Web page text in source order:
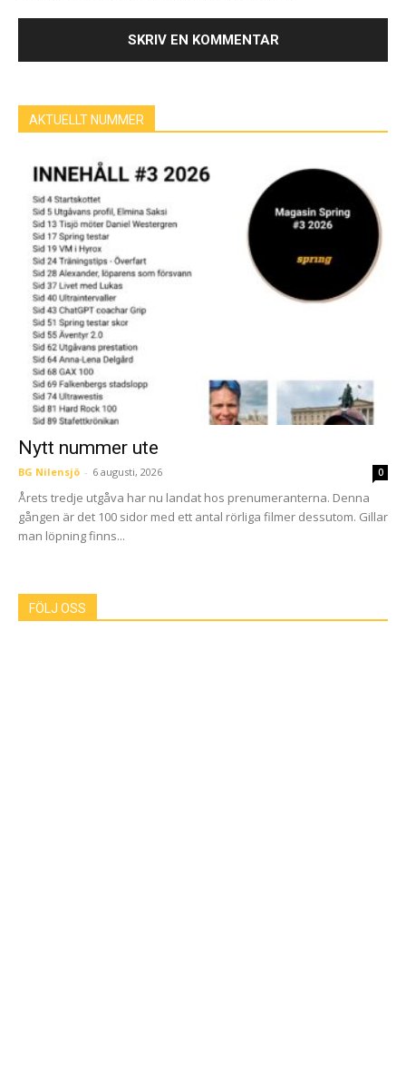
AKTUELLT NUMMER
Nytt nummer ute
BG Nilensjö - 6 augusti, 2026 0
Årets tredje utgåva har nu landat hos prenumeranterna. Denna
gången är det 100 sidor med ett antal rörliga filmer dessutom. Gillar
man löpning finns...
FÖLJ OSS